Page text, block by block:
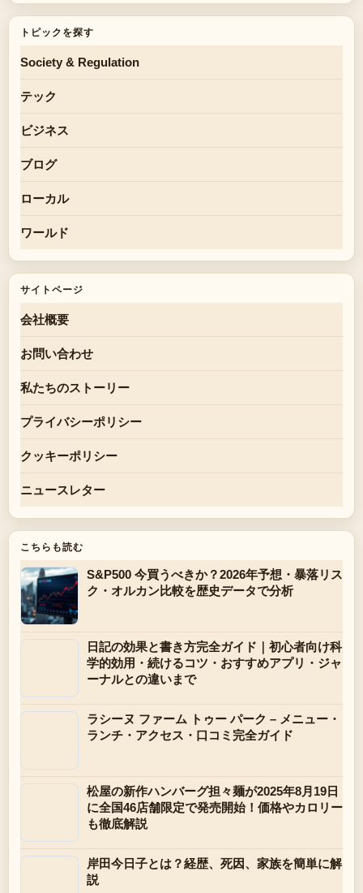
トピックを探す
Society & Regulation
テック
ビジネス
ブログ
ローカル
ワールド
サイトページ
会社概要
お問い合わせ
私たちのストーリー
プライバシーポリシー
クッキーポリシー
ニュースレター
こちらも読む
S&P500 今買うべきか？2026年予想・暴落リス
ク・オルカン比較を歴史データで分析
日記の効果と書き方完全ガイド｜初心者向け科
学的効用・続けるコツ・おすすめアプリ・ジャ
ーナルとの違いまで
ラシーヌ ファーム トゥー パーク – メニュー・
ランチ・アクセス・口コミ完全ガイド
松屋の新作ハンバーグ担々麺が2025年8月19日
に全国46店舗限定で発売開始！価格やカロリー
も徹底解説
岸田今日子とは？経歴、死因、家族を簡単に解
説